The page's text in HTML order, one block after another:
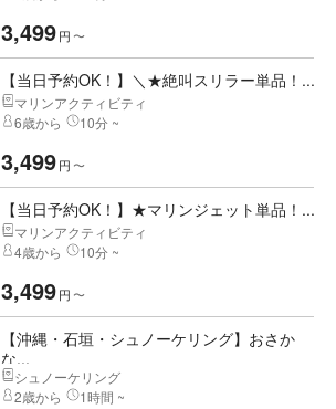
3,499円 〜
【当日予約OK！】＼★絶叫スリラー単品！...
マリンアクティビティ
6歳から
10分 ~
3,499円 〜
【当日予約OK！】★マリンジェット単品！...
マリンアクティビティ
4歳から
10分 ~
3,499円 〜
【沖縄・石垣・シュノーケリング】おさか
な...
シュノーケリング
2歳から
1時間 ~